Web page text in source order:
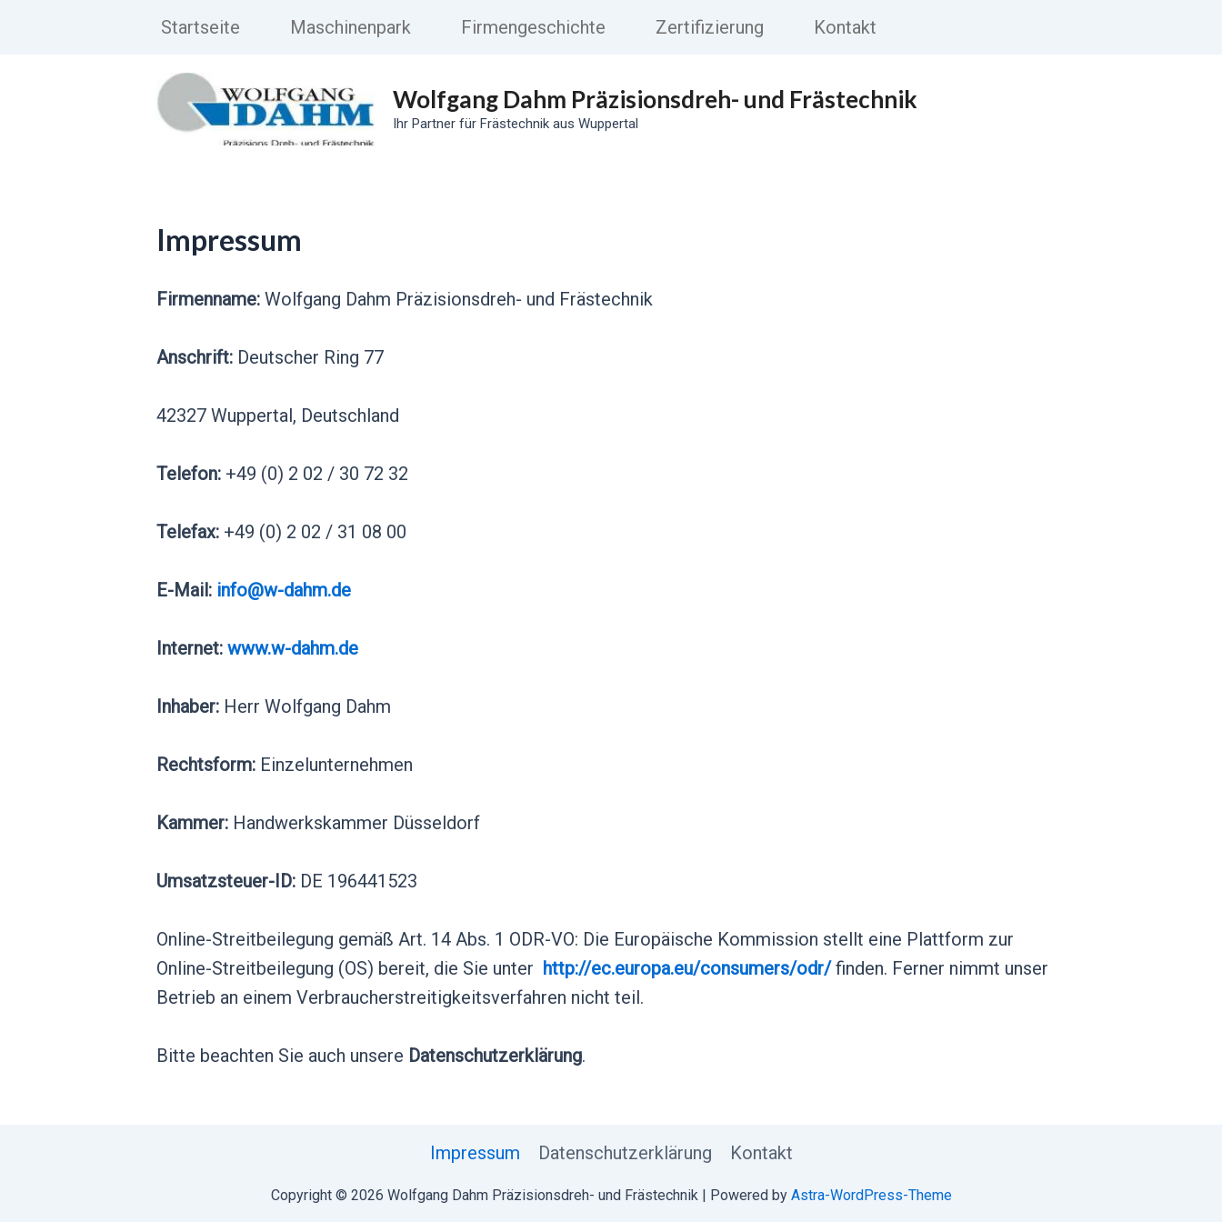
Startseite Maschinenpark Firmengeschichte Zertifizierung Kontakt
Wolfgang Dahm Präzisionsdreh- und Frästechnik
Ihr Partner für Frästechnik aus Wuppertal
Impressum
Firmenname: Wolfgang Dahm Präzisionsdreh- und Frästechnik
Anschrift: Deutscher Ring 77
42327 Wuppertal, Deutschland
Telefon: +49 (0) 2 02 / 30 72 32
Telefax: +49 (0) 2 02 / 31 08 00
E-Mail: info@w-dahm.de
Internet: www.w-dahm.de
Inhaber: Herr Wolfgang Dahm
Rechtsform: Einzelunternehmen
Kammer: Handwerkskammer Düsseldorf
Umsatzsteuer-ID: DE 196441523
Online-Streitbeilegung gemäß Art. 14 Abs. 1 ODR-VO: Die Europäische Kommission stellt eine Plattform zur
Online-Streitbeilegung (OS) bereit, die Sie unter http://ec.europa.eu/consumers/odr/finden. Ferner nimmt unser
Betrieb an einem Verbraucherstreitigkeitsverfahren nicht teil.
Bitte beachten Sie auch unsere Datenschutzerklärung.
Impressum Datenschutzerklärung Kontakt
Copyright © 2026 Wolfgang Dahm Präzisionsdreh- und Frästechnik | Powered by Astra-WordPress-Theme